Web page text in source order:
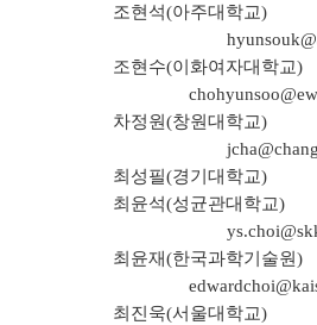
조현석(아주대학교)
조현수(이화여자대학교)
차정원(창원대학교)
최성필(경기대학교)
최윤석(성균관대학교)
최윤재(한국과학기술원)
최진욱(서울대학교)